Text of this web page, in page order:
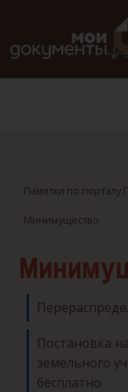
Памятки по порталу
Минимущество
Постановка
земельного
бесплатно